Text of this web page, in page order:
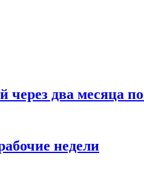
через два месяца
недели